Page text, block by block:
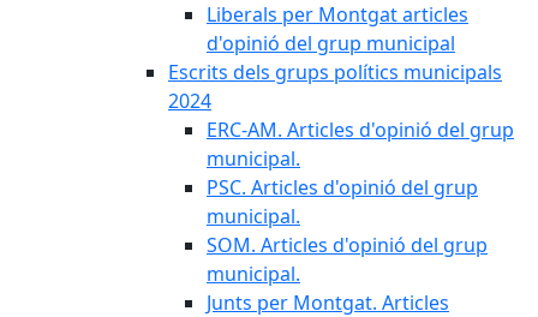
Liberals per Montgat articles
d'opinió del grup municipal
Escrits dels grups polítics municipals
2024
ERC-AM. Articles d'opinió del grup
municipal.
PSC. Articles d'opinió del grup
municipal.
SOM. Articles d'opinió del grup
municipal.
Junts per Montgat. Articles